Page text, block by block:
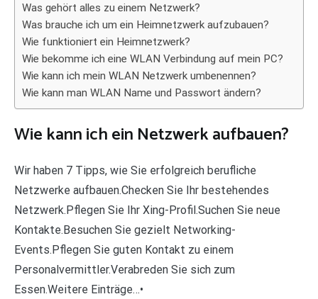
Was gehört alles zu einem Netzwerk?
Was brauche ich um ein Heimnetzwerk aufzubauen?
Wie funktioniert ein Heimnetzwerk?
Wie bekomme ich eine WLAN Verbindung auf mein PC?
Wie kann ich mein WLAN Netzwerk umbenennen?
Wie kann man WLAN Name und Passwort ändern?
Wie kann ich ein Netzwerk aufbauen?
Wir haben 7 Tipps, wie Sie erfolgreich berufliche
Netzwerke aufbauen.Checken Sie Ihr bestehendes
Netzwerk.Pflegen Sie Ihr Xing-Profil.Suchen Sie neue
Kontakte.Besuchen Sie gezielt Networking-
Events.Pflegen Sie guten Kontakt zu einem
Personalvermittler.Verabreden Sie sich zum
Essen.Weitere Einträge…•